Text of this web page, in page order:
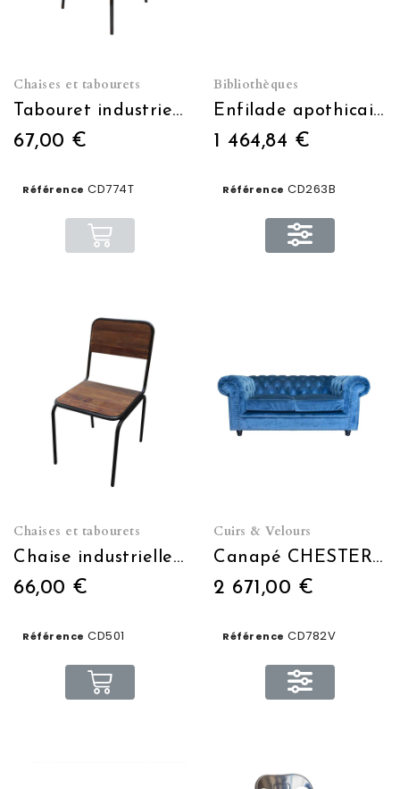
Chaises et tabourets
Tabouret industriel assise bois taupe usé
67,00 €
Référence CD774T
Bibliothèques
Enfilade apothicaire 2 portes 10 tiroirs poignée coquille
1 464,84 €
Référence CD263B
Chaises et tabourets
Chaise industrielle fer et bois - dossier plein CIRE
66,00 €
Référence CD501
Cuirs & Velours
Canapé CHESTERFIELD L240 en Velours
2 671,00 €
Référence CD782V